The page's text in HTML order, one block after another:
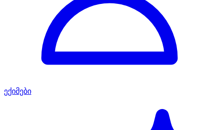
ექიმები